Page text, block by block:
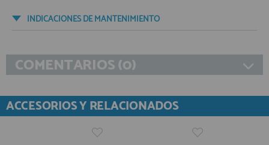
INDICACIONES DE MANTENIMIENTO
COMENTARIOS (0)
ACCESORIOS Y RELACIONADOS